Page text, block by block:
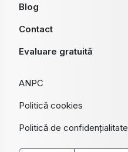
Blog
Contact
Evaluare gratuită
ANPC
Politică cookies
Politică de confidențialitate